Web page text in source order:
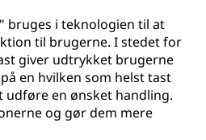
bruges i teknologien til at
til brugerne. I stedet for
giver udtrykket brugerne
en hvilken som helst tast
udføre en ønsket handling.
og gør dem mere